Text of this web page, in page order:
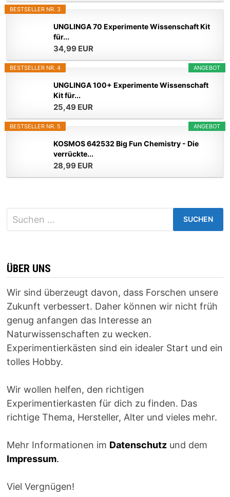
BESTSELLER NR. 3
UNGLINGA 70 Experimente Wissenschaft Kit
für...
34,99 EUR
ANGEBOT
BESTSELLER NR. 4
UNGLINGA 100+ Experimente Wissenschaft
Kit für...
25,49 EUR
ANGEBOT
BESTSELLER NR. 5
KOSMOS 642532 Big Fun Chemistry - Die
verrückte...
28,99 EUR
Suchen
nach:
ÜBER UNS
Wir sind überzeugt davon, dass Forschen unsere
Zukunft verbessert. Daher können wir nicht früh
genug anfangen das Interesse an
Naturwissenschaften zu wecken.
Experimentierkästen sind ein idealer Start und ein
tolles Hobby.
Wir wollen helfen, den richtigen
Experimentierkasten für dich zu finden. Das
richtige Thema, Hersteller, Alter und vieles mehr.
Mehr Informationen im Datenschutzund dem
Impressum.
Viel Vergnügen!